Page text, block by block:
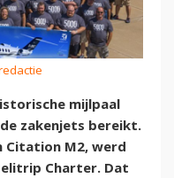
mijlpaal
zakenjets bereikt.
M2, werd
Charter. Dat